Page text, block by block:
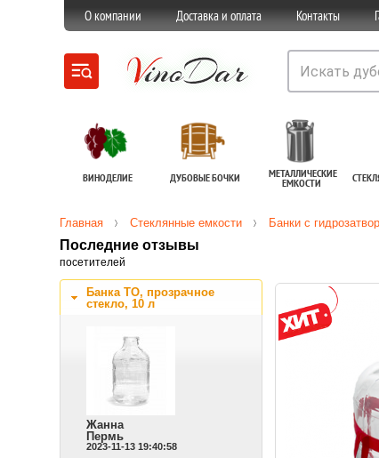
О компании Доставка и оплата Контакты
ВИНОДЕЛИЕ ДУБОВЫЕ БОЧКИ МЕТАЛЛИЧЕСКИЕ
ЕМКОСТИ
Главная Стеклянные емкости Банки с
Последние отзывы
посетителей
Банка ТО, прозрачное
стекло, 10 л
Жанна
Пермь
2023-11-13 19:40:58